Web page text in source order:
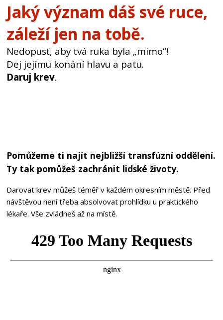
Jaký význam dáš své ruce,
záleží jen na tobě.
Nedopusť, aby tvá ruka byla „mimo“!
Dej jejímu konání hlavu a patu.
Daruj krev.
Pomůžeme ti najít nejbližší transfúzní oddělení.
Ty tak pomůžeš zachránit lidské životy.
Darovat krev můžeš téměř v každém okresním městě. Před
návštěvou není třeba absolvovat prohlídku u praktického
lékaře. Vše zvládneš až na místě.